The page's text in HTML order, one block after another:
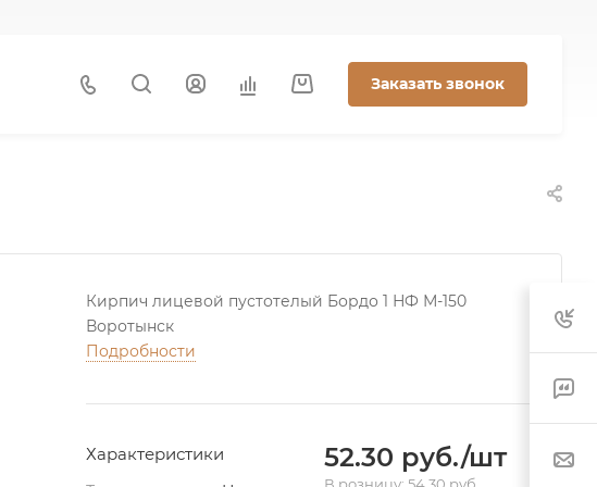
Заказать звонок
Кирпич лицевой пустотелый Бордо 1 НФ М-150
Воротынск
Подробности
Характеристики 52.30 руб./шт